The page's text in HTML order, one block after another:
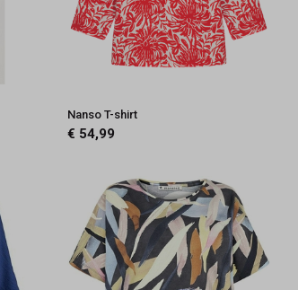
Nanso T-shirt
€ 54,99